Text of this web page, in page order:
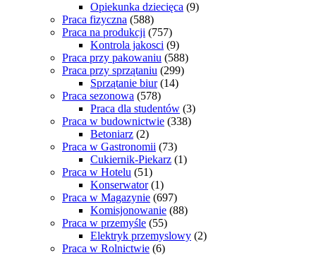
Opiekunka dziecięca (9)
Praca fizyczna (588)
Praca na produkcji (757)
Kontrola jakosci (9)
Praca przy pakowaniu (588)
Praca przy sprzątaniu (299)
Sprzątanie biur (14)
Praca sezonowa (578)
Praca dla studentów (3)
Praca w budownictwie (338)
Betoniarz (2)
Praca w Gastronomii (73)
Cukiernik-Piekarz (1)
Praca w Hotelu (51)
Konserwator (1)
Praca w Magazynie (697)
Komisjonowanie (88)
Praca w przemyśle (55)
Elektryk przemyslowy (2)
Praca w Rolnictwie (6)